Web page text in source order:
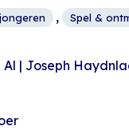
, Spel &
Al | Joseph